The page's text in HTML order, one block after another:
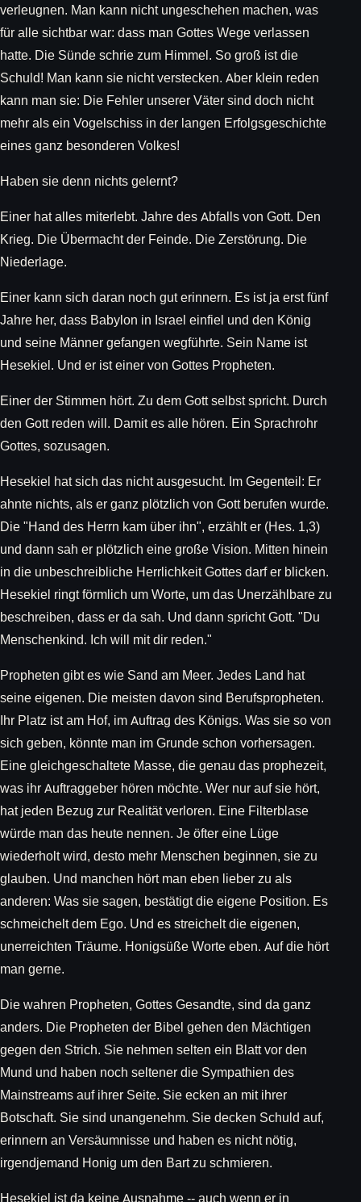
verleugnen. Man kann nicht ungeschehen machen, was
für alle sichtbar war: dass man Gottes Wege verlassen
hatte. Die Sünde schrie zum Himmel. So groß ist die
Schuld! Man kann sie nicht verstecken. Aber klein reden
kann man sie: Die Fehler unserer Väter sind doch nicht
mehr als ein Vogelschiss in der langen Erfolgsgeschichte
eines ganz besonderen Volkes!
Haben sie denn nichts gelernt?
Einer hat alles miterlebt. Jahre des Abfalls von Gott. Den
Krieg. Die Übermacht der Feinde. Die Zerstörung. Die
Niederlage.
Einer kann sich daran noch gut erinnern. Es ist ja erst fünf
Jahre her, dass Babylon in Israel einfiel und den König
und seine Männer gefangen wegführte. Sein Name ist
Hesekiel. Und er ist einer von Gottes Propheten.
Einer der Stimmen hört. Zu dem Gott selbst spricht. Durch
den Gott reden will. Damit es alle hören. Ein Sprachrohr
Gottes, sozusagen.
Hesekiel hat sich das nicht ausgesucht. Im Gegenteil: Er
ahnte nichts, als er ganz plötzlich von Gott berufen wurde.
Die "Hand des Herrn kam über ihn", erzählt er (Hes. 1,3)
und dann sah er plötzlich eine große Vision. Mitten hinein
in die unbeschreibliche Herrlichkeit Gottes darf er blicken.
Hesekiel ringt förmlich um Worte, um das Unerzählbare zu
beschreiben, dass er da sah. Und dann spricht Gott. "Du
Menschenkind. Ich will mit dir reden."
Propheten gibt es wie Sand am Meer. Jedes Land hat
seine eigenen. Die meisten davon sind Berufspropheten.
Ihr Platz ist am Hof, im Auftrag des Königs. Was sie so von
sich geben, könnte man im Grunde schon vorhersagen.
Eine gleichgeschaltete Masse, die genau das prophezeit,
was ihr Auftraggeber hören möchte. Wer nur auf sie hört,
hat jeden Bezug zur Realität verloren. Eine Filterblase
würde man das heute nennen. Je öfter eine Lüge
wiederholt wird, desto mehr Menschen beginnen, sie zu
glauben. Und manchen hört man eben lieber zu als
anderen: Was sie sagen, bestätigt die eigene Position. Es
schmeichelt dem Ego. Und es streichelt die eigenen,
unerreichten Träume. Honigsüße Worte eben. Auf die hört
man gerne.
Die wahren Propheten, Gottes Gesandte, sind da ganz
anders. Die Propheten der Bibel gehen den Mächtigen
gegen den Strich. Sie nehmen selten ein Blatt vor den
Mund und haben noch seltener die Sympathien des
Mainstreams auf ihrer Seite. Sie ecken an mit ihrer
Botschaft. Sie sind unangenehm. Sie decken Schuld auf,
erinnern an Versäumnisse und haben es nicht nötig,
irgendjemand Honig um den Bart zu schmieren.
Hesekiel ist da keine Ausnahme -- auch wenn er in